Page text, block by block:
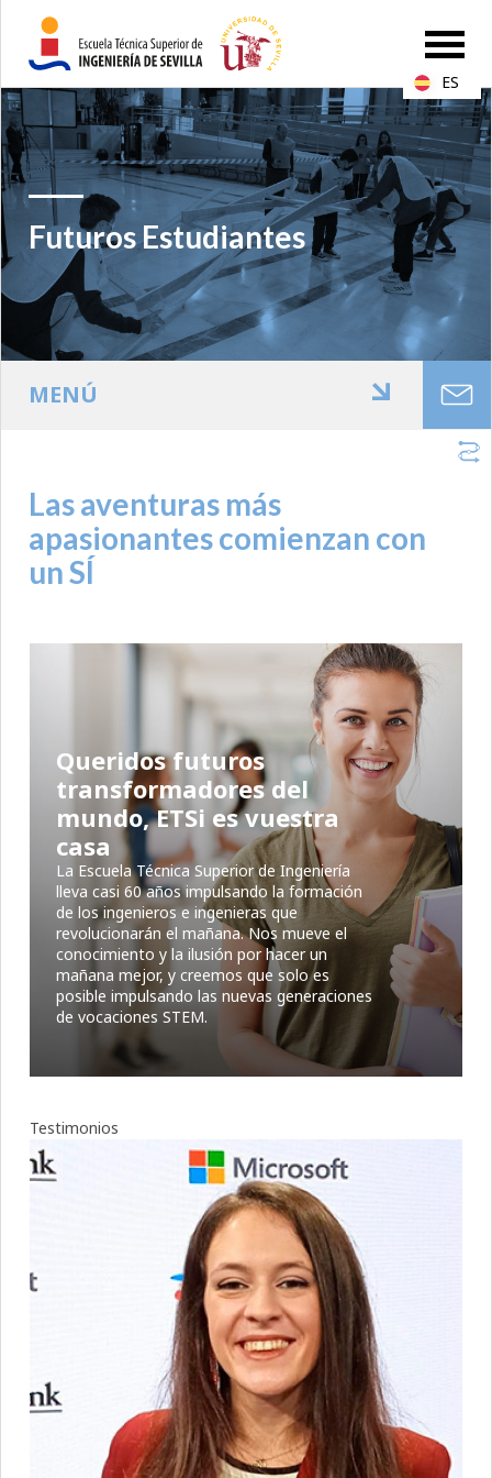
Futuros Estudiantes
Las aventuras más
apasionantes comienzan con
un SÍ
Queridos futuros
transformadores del
mundo, ETSi es vuestra
casa
La Escuela Técnica Superior de Ingeniería
lleva casi 60 años impulsando la formación
de los ingenieros e ingenieras que
revolucionarán el mañana. Nos mueve el
conocimiento y la ilusión por hacer un
mañana mejor, y creemos que solo es
posible impulsando las nuevas generaciones
de vocaciones STEM.
Testimonios
ES